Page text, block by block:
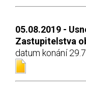
05.08.2019 -
Zastupitelstva
datum konání